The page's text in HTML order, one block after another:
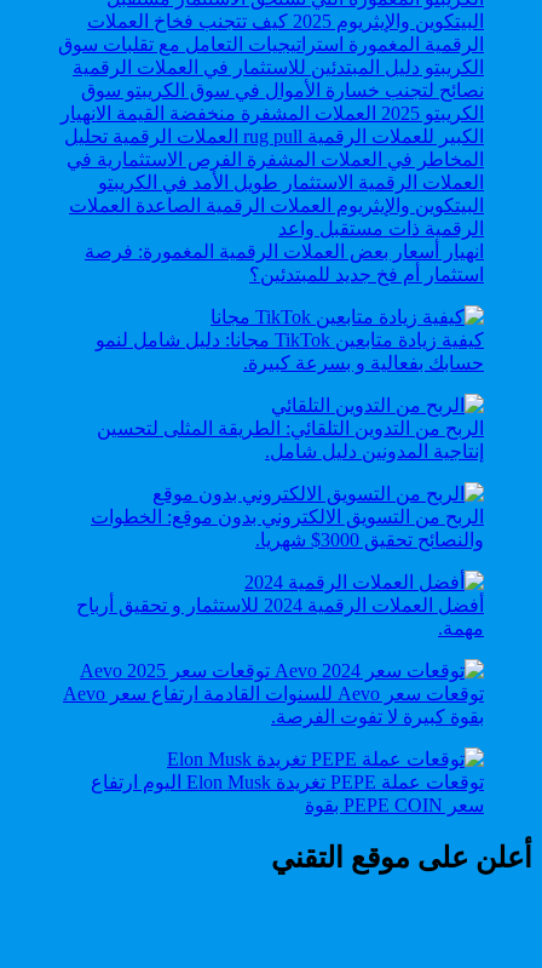
انهيار أسعار بعض العملات الرقمية المغمورة: فرصة
استثمار أم فخ جديد للمبتدئين؟
كيفية زيادة متابعين TikTok مجانا: دليل شامل لنمو
حسابك بفعالية و بسرعة كبيرة.
الربح من التدوين التلقائي: الطريقة المثلى لتحسين
إنتاجية المدونين دليل شامل.
الربح من التسويق الالكتروني بدون موقع: الخطوات
والنصائح تحقيق 3000$ شهريا.
أفضل العملات الرقمية 2024 للاستثمار و تحقيق أرباح
مهمة.
توقعات سعر Aevo للسنوات القادمة ارتفاع سعر Aevo
بقوة كبيرة لا تفوت الفرصة.
توقعات عملة PEPE تغريدة Elon Musk اليوم ارتفاع
سعر PEPE COIN بقوة
أعلن على موقع التقني